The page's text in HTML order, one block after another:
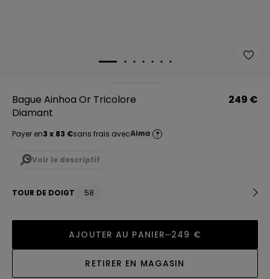
Bague Ainhoa Or Tricolore
Diamant
249 €
Payer en3 x 83 €sans frais avec ?
Voir le descriptif
TOUR DE DOIGT 58
AJOUTER AU PANIER 249 €
RETIRER EN MAGASIN